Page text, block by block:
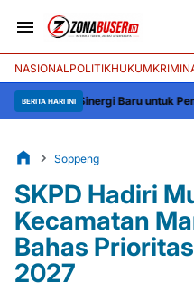
NASIONALPOLITIKHUKUM
BERITA HARI INI
Sinergi Baru untuk
Soppeng
SKPD Hadiri
Kecamatan
Bahas
2027